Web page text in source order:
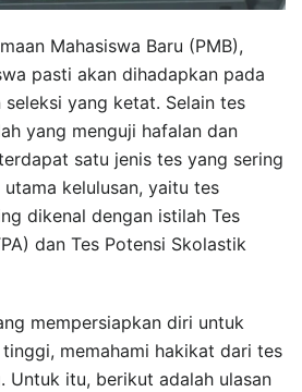
Mahasiswa Baru (PMB),
pasti akan dihadapkan pada
seleksi yang ketat. Selain tes
yang menguji hafalan dan
satu jenis tes yang sering
kelulusan, yaitu tes
dikenal dengan istilah Tes
dan Tes Potensi Skolastik
mempersiapkan diri untuk
memahami hakikat dari tes
Untuk itu, berikut adalah ulasan